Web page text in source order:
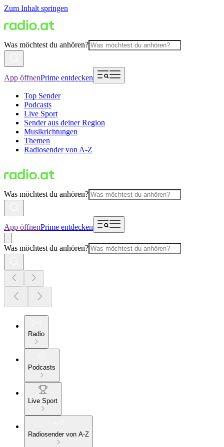
Zum Inhalt springen
Was möchtest du anhören?
App öffnenPrime entdecken
Top Sender
Podcasts
Live Sport
Sender aus deiner Region
Musikrichtungen
Themen
Radiosender von A-Z
Was möchtest du anhören?
App öffnenPrime entdecken
Was möchtest du anhören?
Radio
Podcasts
Live Sport
Radiosender von A-Z